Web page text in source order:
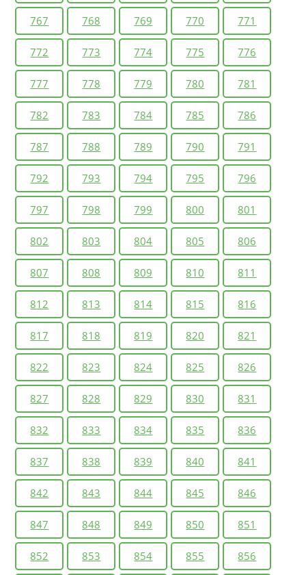
767 768 769 770 771
772 773 774 775 776
777 778 779 780 781
782 783 784 785 786
787 788 789 790 791
792 793 794 795 796
797 798 799 800 801
802 803 804 805 806
807 808 809 810 811
812 813 814 815 816
817 818 819 820 821
822 823 824 825 826
827 828 829 830 831
832 833 834 835 836
837 838 839 840 841
842 843 844 845 846
847 848 849 850 851
852 853 854 855 856